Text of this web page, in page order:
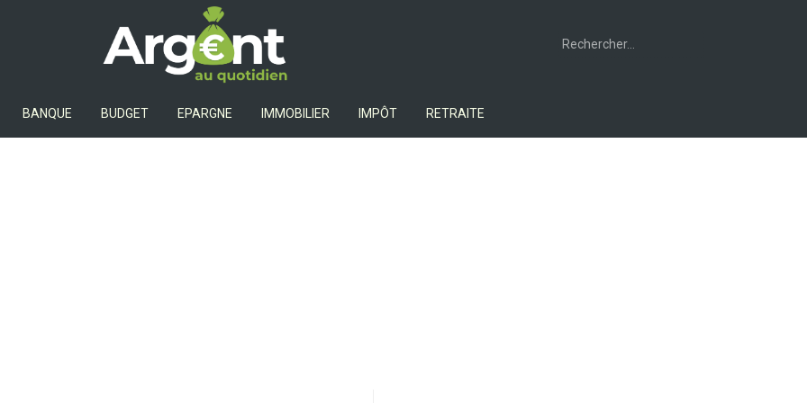
Argent Au Quotidien
Rechercher :
BANQUE BUDGET EPARGNE IMMOBILIER IMPÔT RETRAITE